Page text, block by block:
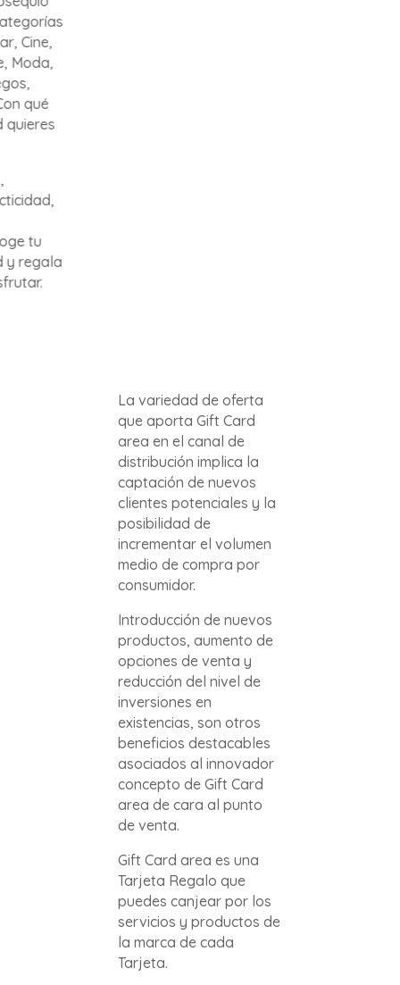
La variedad de oferta
que aporta Gift Card
area en el canal de
distribución implica la
captación de nuevos
clientes potenciales y la
posibilidad de
incrementar el volumen
medio de compra por
consumidor.
Introducción de nuevos
productos, aumento de
opciones de venta y
reducción del nivel de
inversiones en
existencias, son otros
beneficios destacables
asociados al innovador
concepto de Gift Card
area de cara al punto
de venta.
Gift Card area es una
Tarjeta Regalo que
puedes canjear por los
servicios y productos de
la marca de cada
Tarjeta.